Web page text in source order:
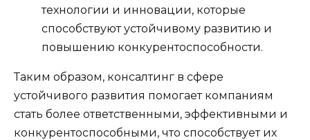
технологии и инновации, которые
способствуют устойчивому развитию и
повышению конкурентоспособности.
Таким образом, консалтинг в сфере
устойчивого развития помогает компаниям
стать более ответственными, эффективными и
конкурентоспособными, что способствует их